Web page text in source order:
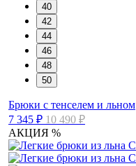
40
42
44
46
48
50
Брюки с тенселем и льном
7 345 ₽ 10 490 ₽
АКЦИЯ %